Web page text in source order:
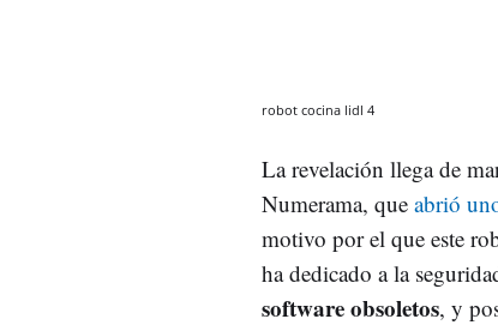
robot cocina lidl 4
La revelación llega de
Numerama, que abrió
motivo por el que este
ha dedicado a la
software obsoletos, y